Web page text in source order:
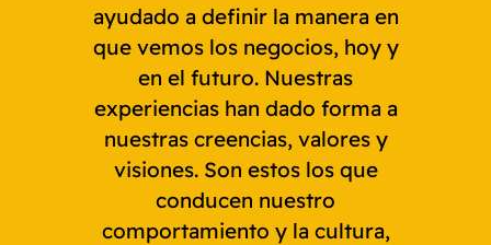
ayudado a definir la manera en
que vemos los negocios, hoy y
en el futuro. Nuestras
experiencias han dado forma a
nuestras creencias, valores y
visiones. Son estos los que
conducen nuestro
comportamiento y la cultura,